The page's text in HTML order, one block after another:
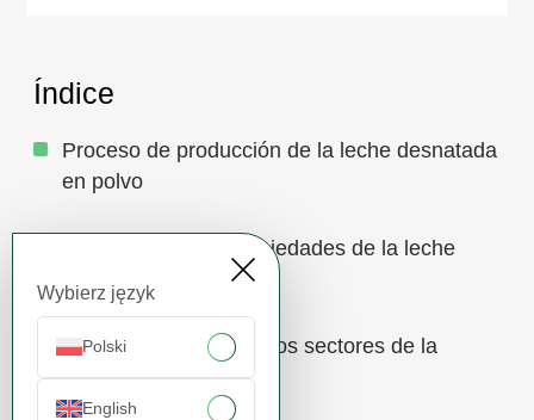
Wybierz język
Polski
English
Índice
Proceso de producción de la leche desnatada
en polvo
Características y propiedades de la leche
desnatada en polvo
Aplicaciones en diversos sectores de la
industria alimentaria